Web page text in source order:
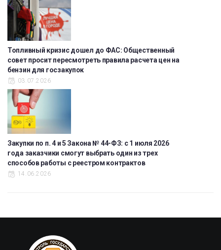
Топливный кризис дошел до ФАС: Общественный
совет просит пересмотреть правила расчета цен на
бензин для госзакупок
03.07.2026
Закупки по п. 4 и 5 Закона № 44-ФЗ: с 1 июля 2026
года заказчики смогут выбрать один из трех
способов работы с реестром контрактов
14.06.2026